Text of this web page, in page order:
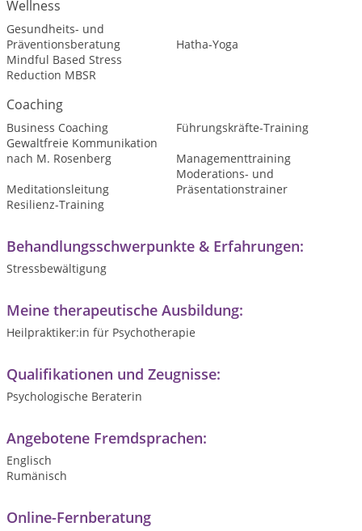
Wellness
Gesundheits- und
Präventionsberatung
Hatha-Yoga
Mindful Based Stress
Reduction MBSR
Coaching
Business Coaching
Führungskräfte-Training
Gewaltfreie Kommunikation
nach M. Rosenberg
Managementtraining
Meditationsleitung
Moderations- und
Präsentationstrainer
Resilienz-Training
Behandlungsschwerpunkte & Erfahrungen:
Stressbewältigung
Meine therapeutische Ausbildung:
Heilpraktiker:in für Psychotherapie
Qualifikationen und Zeugnisse:
Psychologische Beraterin
Angebotene Fremdsprachen:
Englisch
Rumänisch
Online-Fernberatung